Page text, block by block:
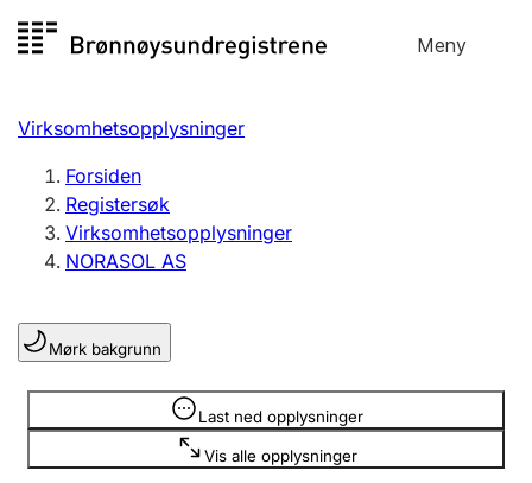
til
Meny
Registersøk
Aksjeselskap
Enkeltpersonforetak
Registrere, endre, slette
Lag og forening
Registrere, endre, slette
Virksomhetsopplysninger
Forsiden
Registersøk
Virksomhetsopplysninger
NORASOL AS
Mørk bakgrunn
Last ned opplysninger
Vis alle opplysninger
Opplysninger er skjult